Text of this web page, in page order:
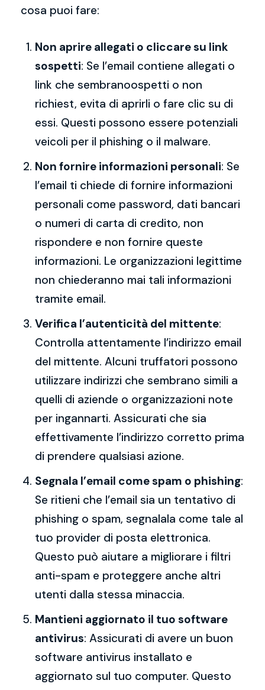
cosa puoi fare:
Non aprire allegati o cliccare su link
sospetti: Se l’email contiene allegati o
link che sembranoospetti o non
richiest, evita di aprirli o fare clic su di
essi. Questi possono essere potenziali
veicoli per il phishing o il malware.
Non fornire informazioni personali: Se
l’email ti chiede di fornire informazioni
personali come password, dati bancari
o numeri di carta di credito, non
rispondere e non fornire queste
informazioni. Le organizzazioni legittime
non chiederanno mai tali informazioni
tramite email.
Verifica l’autenticità del mittente:
Controlla attentamente l’indirizzo email
del mittente. Alcuni truffatori possono
utilizzare indirizzi che sembrano simili a
quelli di aziende o organizzazioni note
per ingannarti. Assicurati che sia
effettivamente l’indirizzo corretto prima
di prendere qualsiasi azione.
Segnala l’email come spam o phishing:
Se ritieni che l’email sia un tentativo di
phishing o spam, segnalala come tale al
tuo provider di posta elettronica.
Questo può aiutare a migliorare i filtri
anti-spam e proteggere anche altri
utenti dalla stessa minaccia.
Mantieni aggiornato il tuo software
antivirus: Assicurati di avere un buon
software antivirus installato e
aggiornato sul tuo computer. Questo